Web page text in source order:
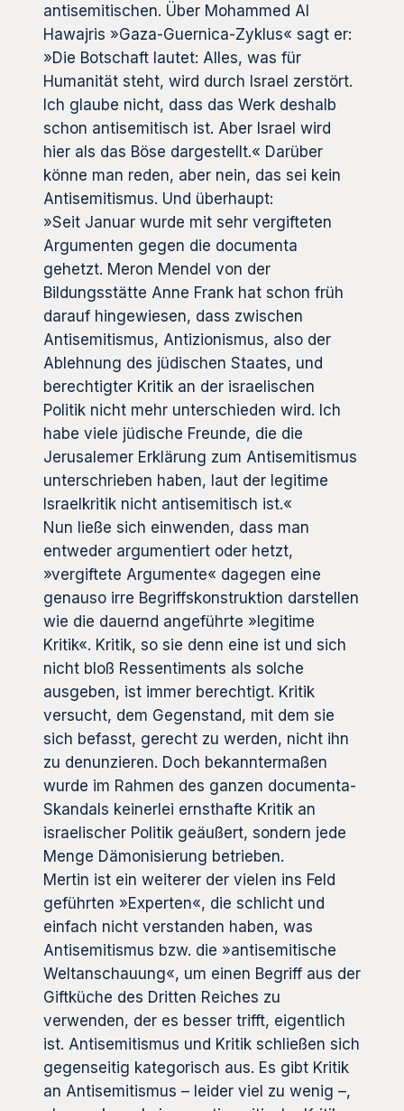
antisemitischen. Über Mohammed Al
Hawajris »Gaza-Guernica-Zyklus« sagt er:
»Die Botschaft lautet: Alles, was für
Humanität steht, wird durch Israel zerstört.
Ich glaube nicht, dass das Werk deshalb
schon antisemitisch ist. Aber Israel wird
hier als das Böse dargestellt.« Darüber
könne man reden, aber nein, das sei kein
Antisemitismus. Und überhaupt:
»Seit Januar wurde mit sehr vergifteten
Argumenten gegen die documenta
gehetzt. Meron Mendel von der
Bildungsstätte Anne Frank hat schon früh
darauf hingewiesen, dass zwischen
Antisemitismus, Antizionismus, also der
Ablehnung des jüdischen Staates, und
berechtigter Kritik an der israelischen
Politik nicht mehr unterschieden wird. Ich
habe viele jüdische Freunde, die die
Jerusalemer Erklärung zum Antisemitismus
unterschrieben haben, laut der legitime
Israelkritik nicht antisemitisch ist.«
Nun ließe sich einwenden, dass man
entweder argumentiert oder hetzt,
»vergiftete Argumente« dagegen eine
genauso irre Begriffskonstruktion darstellen
wie die dauernd angeführte »legitime
Kritik«. Kritik, so sie denn eine ist und sich
nicht bloß Ressentiments als solche
ausgeben, ist immer berechtigt. Kritik
versucht, dem Gegenstand, mit dem sie
sich befasst, gerecht zu werden, nicht ihn
zu denunzieren. Doch bekanntermaßen
wurde im Rahmen des ganzen documenta-
Skandals keinerlei ernsthafte Kritik an
israelischer Politik geäußert, sondern jede
Menge Dämonisierung betrieben.
Mertin ist ein weiterer der vielen ins Feld
geführten »Experten«, die schlicht und
einfach nicht verstanden haben, was
Antisemitismus bzw. die »antisemitische
Weltanschauung«, um einen Begriff aus der
Giftküche des Dritten Reiches zu
verwenden, der es besser trifft, eigentlich
ist. Antisemitismus und Kritik schließen sich
gegenseitig kategorisch aus. Es gibt Kritik
an Antisemitismus – leider viel zu wenig –,